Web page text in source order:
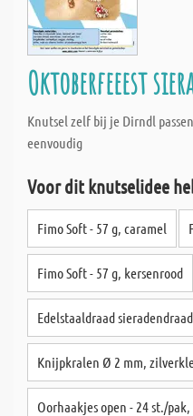
Oktoberfeeest
Knutsel zelf bij je Dirndl
eenvoudig
Voor dit knutselidee
Fimo Soft - 57 g, caramel
Fimo Soft - 57 g, kersenrood
Edelstaaldraad
Knijpkralen Ø 2 mm,
Oorhaakjes open - 24 st./